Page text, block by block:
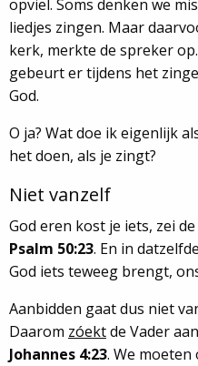
opviel. Soms denken we
liedjes zingen. Maar
kerk, merkte de spreker
gebeurt er tijdens het
God.
O ja? Wat doe ik eigenlijk
het doen, als je zingt?
Niet vanzelf
God eren kost je iets, zei
Psalm 50:23. En in
God iets teweeg brengt,
Aanbidden gaat dus niet
Daarom zóektde Vader
Johannes 4:23. We